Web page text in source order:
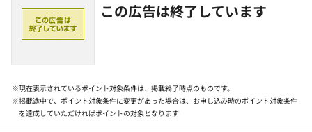
この広告は終了しています
※現在表示されているポイント対象条件は、掲載終了時点のものです。
※掲載途中で、ポイント対象条件に変更があった場合は、お申し込み時のポイント対象条件
を達成していただければポイントの対象となります